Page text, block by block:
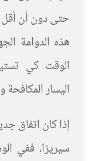
حتى دون أن
هذه الدوامة
الوقت كي
اليسار
إذا كان اتفاق
سيريزا، ففي